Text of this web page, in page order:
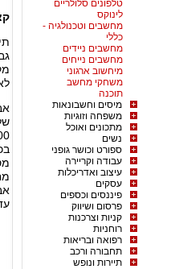
טלפונים סלולריים
לינוקס
מחשבים וטכנולגיה -
כללי
מחשבים ניידים
מחשבים נייחים
מיחשוב ארגוני
משחקי מחשב
תוכנה
מיסים וחשבונאות
משפחה וזוגיות
מתכונים ואוכל
נשים
ספורט וכושר גופני
עבודה וקריירה
עיצוב ואדריכלות
עסקים
פיננסים וכספים
פרסום ושיווק
קניות וצרכנות
רוחניות
רפואה ובריאות
תחבורה ורכב
תיירות ונופש